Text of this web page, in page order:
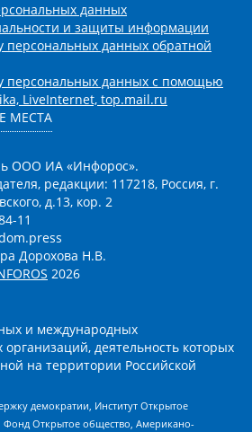
данных
и защиты информации
персональных данных обратной
персональных данных с помощью
LiveInternet, top.mail.ru
МЕСТА
ООО ИА «Инфорос».
редакции: 117218, Россия, г.
д.13, кор. 2
11
Дорохова Н.В.
2026
и международных
деятельность которых
на территории Российской
демократии, Институт Открытое
Открытое общество, Американо-